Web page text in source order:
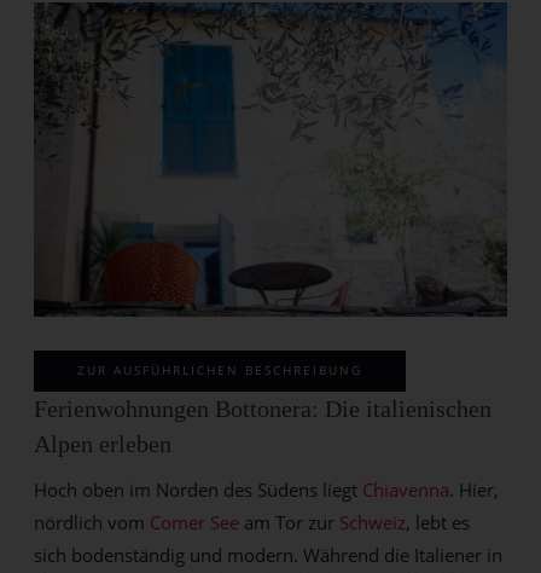
ZUR AUSFÜHRLICHEN BESCHREIBUNG
Ferienwohnungen Bottonera: Die italienischen
Alpen erleben
Hoch oben im Norden des Südens liegt Chiavenna. Hier,
nördlich vom Comer See am Tor zur Schweiz, lebt es
sich bodenständig und modern. Während die Italiener in